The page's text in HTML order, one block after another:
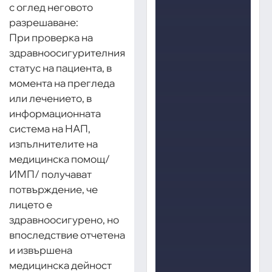
с оглед неговото
разрешаване:
При проверка на
здравноосигурителния
статус на пациента, в
момента на прегледа
или лечението, в
информационната
система на НАП,
изпълнителите на
медицинска помощ/
ИМП/ получават
потвърждение, че
лицето е
здравноосигурено, но
впоследствие отчетена
и извършена
медицинска дейност